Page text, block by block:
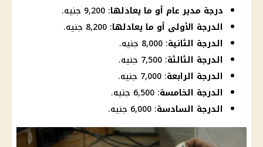
درجة مدير عام أو ما يعادلها: 9,200 جنيه.
الدرجة الأولى أو ما يعادلها: 8,200 جنيه.
الدرجة الثانية: 8,000 جنيه.
الدرجة الثالثة: 7,500 جنيه.
الدرجة الرابعة: 7,000 جنيه.
الدرجة الخامسة: 6,500 جنيه.
الدرجة السادسة: 6,000 جنيه.